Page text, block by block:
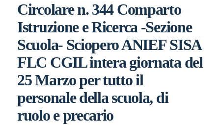
Circolare n. 344 Comparto
Istruzione e Ricerca -Sezione
Scuola- Sciopero ANIEF SISA
FLC CGIL intera giornata del
25 Marzo per tutto il
personale della scuola, di
ruolo e precario